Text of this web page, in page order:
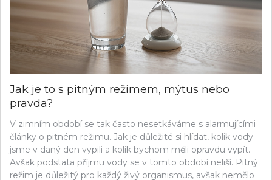
Jak je to s pitným režimem, mýtus nebo
pravda?
V zimním období se tak často nesetkáváme s alarmujícími
články o pitném režimu. Jak je důležité si hlídat, kolik vody
jsme v daný den vypili a kolik bychom měli opravdu vypít.
Avšak podstata příjmu vody se v tomto období neliší. Pitný
režim je důležitý pro každý živý organismus, avšak nemělo